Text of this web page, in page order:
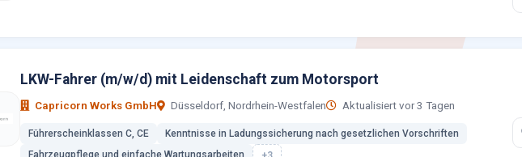
LKW-Fahrer (m/w/d) mit Leidenschaft zum Motorsport
Capricorn Works GmbH Düsseldorf, Nordrhein-Westfalen Aktualisiert vor 3 Tagen
Führerscheinklassen C, CE
Kenntnisse in Ladungssicherung nach gesetzlichen Vorschriften
Fahrzeugpflege und einfache Wartungsarbeiten